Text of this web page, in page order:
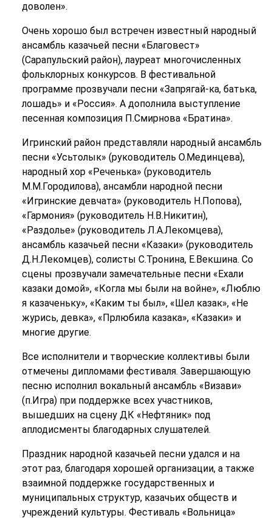
доволен».
Очень хорошо был встречен известный народный
ансамбль казачьей песни «Благовест»
(Сарапульский район), лауреат многочисленных
фольклорных конкурсов. В фестивальной
программе прозвучали песни «Запрягай-ка, батька,
лошадь» и «Россия». А дополнила выступление
песенная композиция П.Смирнова «Братина».
Игринский район представляли народный ансамбль
песни «Усьтолык» (руководитель О.Мединцева),
народный хор «Реченька» (руководитель
М.М.Городилова), ансамбли народной песни
«Игринские девчата» (руководитель Н.Попова),
«Гармония» (руководитель Н.В.Никитин),
«Раздолье» (руководитель Л.А.Лекомцева),
ансамбль казачьей песни «Казаки» (руководитель
Д.Н.Лекомцев), солисты С.Тронина, Е.Векшина. Со
сцены прозвучали замечательные песни «Ехали
казаки домой», «Когла мы были на войне», «Люблю
я казаченьку», «Каким ты был», «Шел казак», «Не
журись, девка», «Прлюбила казака», «Казаки» и
многие другие.
Все исполнители и творческие коллективы были
отмечены дипломами фестиваля. Завершающую
песню исполнил вокальный ансамбль «Визави»
(п.Игра) при поддержке всех участников,
вышедших на сцену ДК «Нефтяник» под
аплодисменты благодарных слушателей.
Праздник народной казачьей песни удался и на
этот раз, благодаря хорошей организации, а также
взаимной поддержке государственных и
муниципальных структур, казачьих обществ и
учреждений культуры. Фестиваль «Вольница»